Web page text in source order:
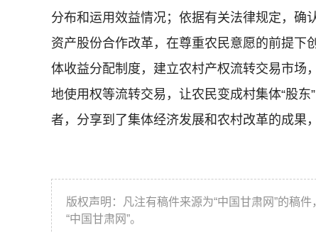
分布和运用效益情况；依据有关法律规定，确
资产股份合作改革，在尊重农民意愿的前提下
体收益分配制度，建立农村产权流转交易市场
地使用权等流转交易，让农民变成村集体“股
者，分享到了集体经济发展和农村改革的成果
版权声明：凡注有稿件来源为“中国甘肃网”的稿
“中国甘肃网”。